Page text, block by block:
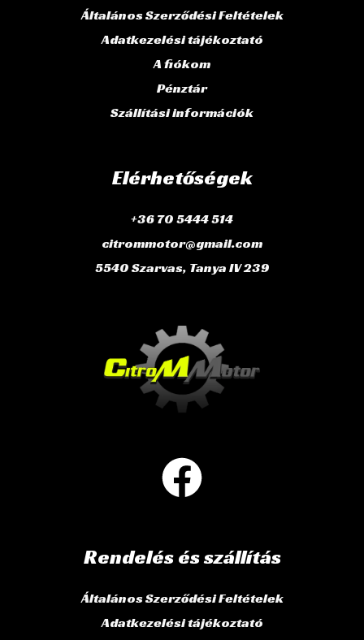
Általános Szerződési Feltételek
Adatkezelési tájékoztató
A fiókom
Pénztár
Szállítási információk
Elérhetőségek
+36 70 5444 514
citrommotor@gmail.com
5540 Szarvas, Tanya IV 239
Rendelés és szállítás
Általános Szerződési Feltételek
Adatkezelési tájékoztató